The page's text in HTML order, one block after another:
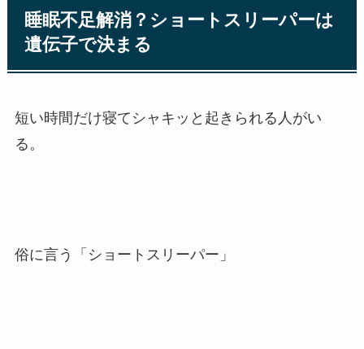
睡眠不足解消？ショートスリーパーは
遺伝子で決まる
短い時間だけ寝てシャキッと起きられる人がい
る。
俗に言う「ショートスリーパー」